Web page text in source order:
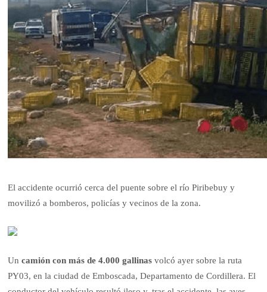
El accidente ocurrió cerca del puente sobre el río Piribebuy y
movilizó a bomberos, policías y vecinos de la zona.
Uncamión con más de 4.000 gallinas volcó ayer sobre la ruta
PY03, en la ciudad de Emboscada, Departamento de Cordillera. El